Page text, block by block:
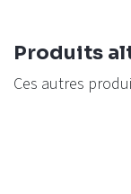
Produits
Ces autres